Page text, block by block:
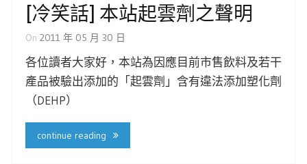
[冷笑話] 本站起雲劑之聲明
On 2011 年 05 月 30 日
各位讀者大家好，本站為因應目前市售飲料及若干
產品被驗出添加的「起雲劑」含有違法添加塑化劑
（DEHP）
continue reading